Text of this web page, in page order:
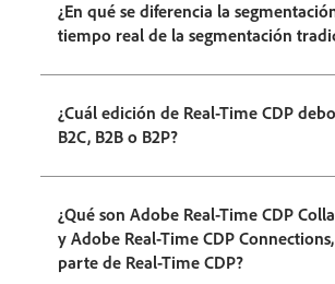
¿En qué se diferencia la
tiempo real de la segmentación
¿Cuál edición de Real-Time CDP
B2C, B2B o B2P?
¿Qué son Adobe Real-Time CDP
y Adobe Real-Time CDP
parte de Real-Time CDP?